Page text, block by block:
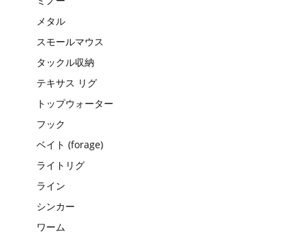
メタル
スモールマウス
タックル収納
テキサス リグ
トップウォーター
フック
ベイト (forage)
ライトリグ
ライン
シンカー
ワーム